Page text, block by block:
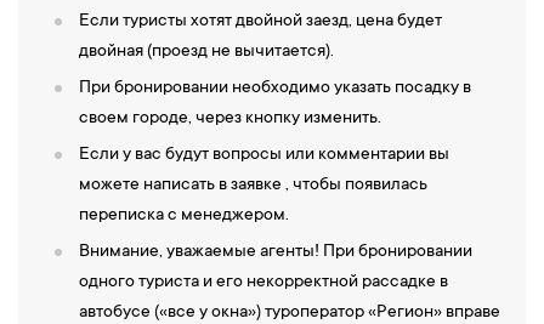
Если туристы хотят двойной заезд, цена будет
двойная (проезд не вычитается).
При бронировании необходимо указать посадку в
своем городе, через кнопку изменить.
Если у вас будут вопросы или комментарии вы
можете написать в заявке , чтобы появилась
переписка с менеджером.
Внимание, уважаемые агенты! При бронировании
одного туриста и его некорректной рассадке в
автобусе («все у окна») туроператор «Регион» вправе